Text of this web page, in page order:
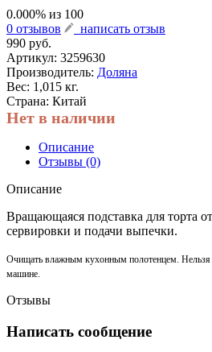
0.000% из 100
0 отзывов
написать отзыв
990 руб.
Артикул: 3259630
Производитель: Доляна
Вес: 1,015 кг.
Страна: Китай
Нет в наличии
Описание
Отзывы (0)
Описание
Вращающаяся подставка для торта
сервировки и подачи выпечки.
Очищать влажным кухонным полотенцем. Нельзя
машине.
Отзывы
Написать сообщение